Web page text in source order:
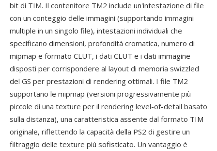
bit di TIM. Il contenitore TM2 include un'intestazione di file
con un conteggio delle immagini (supportando immagini
multiple in un singolo file), intestazioni individuali che
specificano dimensioni, profondità cromatica, numero di
mipmap e formato CLUT, i dati CLUT e i dati immagine
disposti per corrispondere al layout di memoria swizzled
del GS per prestazioni di rendering ottimali. I file TM2
supportano le mipmap (versioni progressivamente più
piccole di una texture per il rendering level-of-detail basato
sulla distanza), una caratteristica assente dal formato TIM
originale, riflettendo la capacità della PS2 di gestire un
filtraggio delle texture più sofisticato. Un vantaggio è